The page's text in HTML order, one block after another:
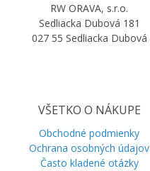
RW ORAVA, s.r.o.
Sedliacka Dubová 181
027 55 Sedliacka Dubová
VŠETKO O NÁKUPE
Obchodné podmienky
Ochrana osobných údajov
Často kladené otázky